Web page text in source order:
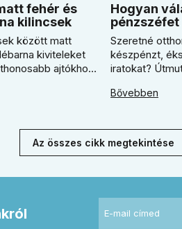
fehér és
kilincsek
között matt
kiviteleket
ajtókhoz.
SLIM kilincset,
között az
Hogyan
pénzszéfet
Szeretné
készpénzt,
iratokat?
megfelelő
a valódi
Bővebben
Az összes cikk megtekintése